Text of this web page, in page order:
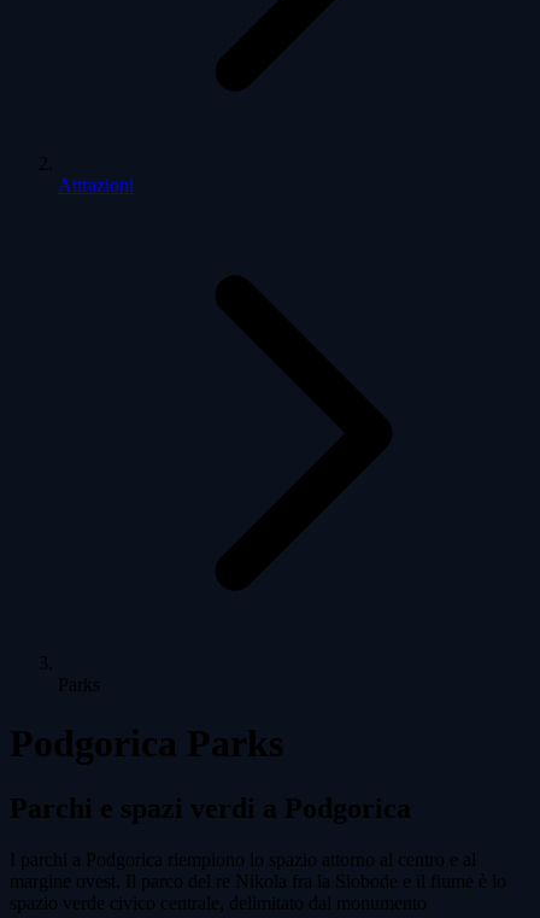
Attrazioni
Parks
Podgorica Parks
Parchi e spazi verdi a Podgorica
I parchi a Podgorica riempiono lo spazio attorno al centro e al
margine ovest. Il parco del re Nikola fra la Slobode e il fiume è lo
spazio verde civico centrale, delimitato dal monumento